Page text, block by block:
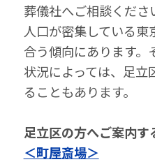
葬儀社へご相談くださ
⼈⼝が密集している
合う傾向にあります。
状況によっては、足立
ることもあります。
足立区の⽅へご案内
＜町屋斎場＞